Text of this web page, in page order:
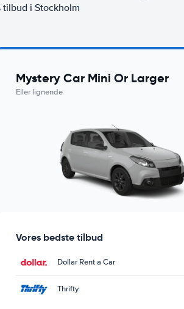
i Stockholm
Mystery Car Mini Or Larger
Eller lignende
Vores bedste tilbud
Dollar Rent a Car
Thrifty